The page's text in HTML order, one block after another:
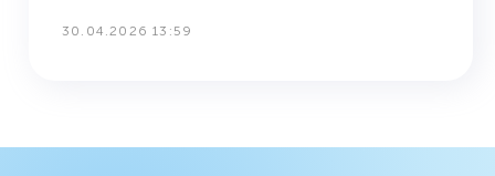
30.04.2026 13:59